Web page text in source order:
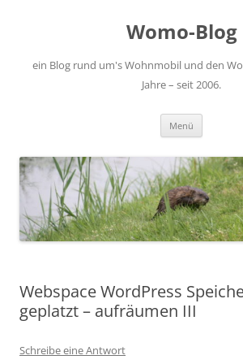
Womo-Blog
ein Blog rund um's Wohnmobil und den
Jahre – seit 2006.
Menü
Webspace WordPress
geplatzt – aufräumen III
Schreibe eine Antwort